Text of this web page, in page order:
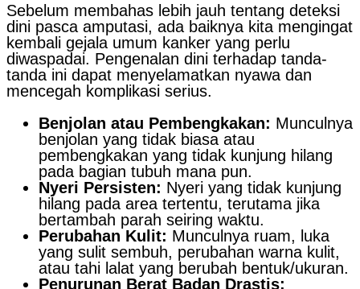
Sebelum membahas lebih jauh tentang deteksi
dini pasca amputasi, ada baiknya kita mengingat
kembali gejala umum kanker yang perlu
diwaspadai. Pengenalan dini terhadap tanda-
tanda ini dapat menyelamatkan nyawa dan
mencegah komplikasi serius.
Benjolan atau Pembengkakan: Munculnya
benjolan yang tidak biasa atau
pembengkakan yang tidak kunjung hilang
pada bagian tubuh mana pun.
Nyeri Persisten: Nyeri yang tidak kunjung
hilang pada area tertentu, terutama jika
bertambah parah seiring waktu.
Perubahan Kulit: Munculnya ruam, luka
yang sulit sembuh, perubahan warna kulit,
atau tahi lalat yang berubah bentuk/ukuran.
Penurunan Berat Badan Drastis: